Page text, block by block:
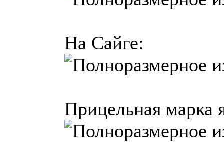
На Сайге:
Прицельная марка